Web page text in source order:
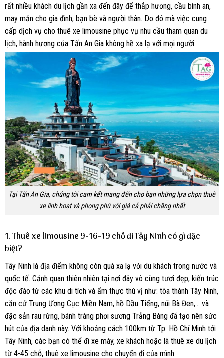
rất nhiều khách du lịch gần xa đến đây để thắp hương, cầu bình an,
may mắn cho gia đình, bạn bè và người thân. Do đó mà việc cung
cấp dịch vụ cho thuê xe limousine phục vụ nhu cầu tham quan du
lịch, hành hương của Tấn An Gia không hề xa lạ với mọi người.
Tại Tấn An Gia, chúng tôi cam kết mang đến cho bạn những lựa chọn thuê
xe linh hoạt và phong phú với giá cả phải chăng nhất
1. Thuê xe limousine 9-16-19 chỗ đi Tây Ninh có gì đặc
biệt?
Tây Ninh là địa điểm không còn quá xa lạ với du khách trong nước và
quốc tế. Cảnh quan thiên nhiên tại nơi đây vô cùng tươi đẹp, kiến trúc
độc đáo từ các khu di tích và ẩm thực thú vị như: tòa thành Tây Ninh,
căn cứ Trung Ương Cục Miền Nam, hồ Dầu Tiếng, núi Bà Đen,… và
đặc sản rau rừng, bánh tráng phơi sương Trảng Bàng đã tạo nên sức
hút của địa danh này. Với khoảng cách 100km từ Tp. Hồ Chí Minh tới
Tây Ninh, các bạn có thể đi xe máy, xe khách hoặc là thuê xe du lịch
từ 4-45 chỗ, thuê xe limousine cho chuyến đi của mình.